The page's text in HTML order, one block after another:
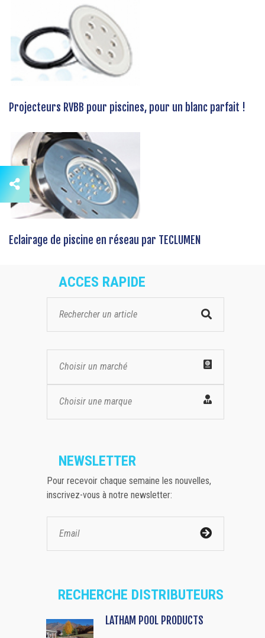
Projecteurs RVBB pour piscines, pour un blanc parfait !
Eclairage de piscine en réseau par TECLUMEN
ACCES RAPIDE
Choisir un marché
Choisir une marque
NEWSLETTER
Pour recevoir chaque semaine les nouvelles,
inscrivez-vous à notre newsletter:
RECHERCHE DISTRIBUTEURS
LATHAM POOL PRODUCTS